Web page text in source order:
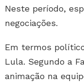
Neste período,
negociações.
Em termos
Lula. Segundo a
animação na